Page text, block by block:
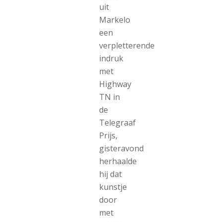
uit
Markelo
een
verpletterende
indruk
met
Highway
TN in
de
Telegraaf
Prijs,
gisteravond
herhaalde
hij dat
kunstje
door
met